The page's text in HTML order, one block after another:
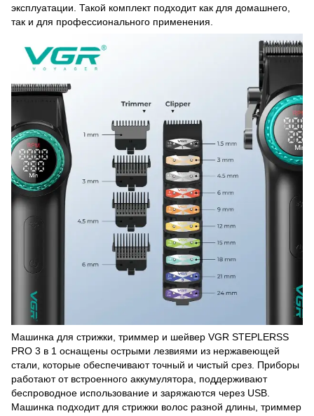
эксплуатации. Такой комплект подходит как для домашнего,
так и для профессионального применения.
Машинка для стрижки, триммер и шейвер VGR STEPLERSS
PRO 3 в 1 оснащены острыми лезвиями из нержавеющей
стали, которые обеспечивают точный и чистый срез. Приборы
работают от встроенного аккумулятора, поддерживают
беспроводное использование и заряжаются через USB.
Машинка подходит для стрижки волос разной длины, триммер